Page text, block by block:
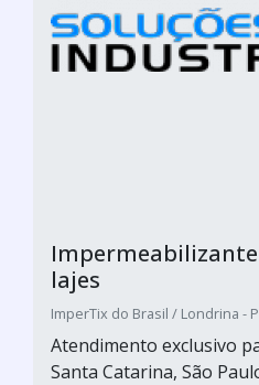
lajes
ImperTix do Brasil / Londrina -
Atendimento exclusivo
Santa Catarina, São